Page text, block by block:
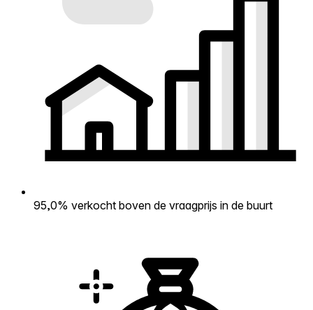
95,0% verkocht boven de vraagprijs in de buurt